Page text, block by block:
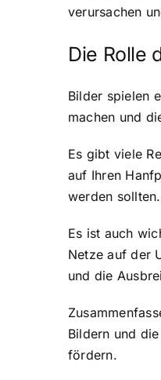
verursachen
Die Rolle
Bilder spielen
machen und
Es gibt viele
auf Ihren
werden sollten.
Es ist auch
Netze auf der
und die
Bildern und
fördern.